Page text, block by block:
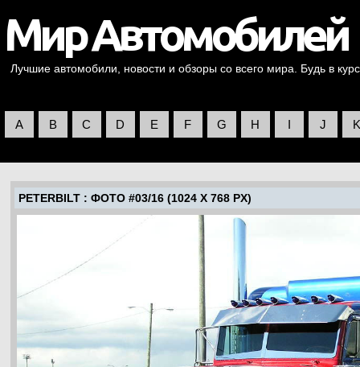
Лучшие автомобили, новости и обзоры со всего мира. Будь в
A B C D E F G H I J K
PETERBILT : ФОТО #03/16 (1024 X 768 PX)